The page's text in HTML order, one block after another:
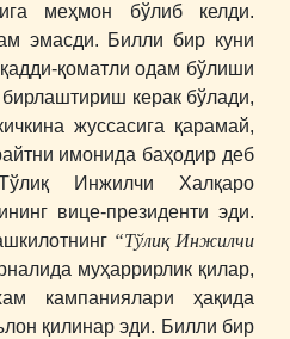
меҳмон бўлиб келди.
эмасди. Билли бир куни
қоматли одам бўлиши
керак бўлади,
жуссасига қарамай,
имонида баҳодир деб
Инжилчи Халқаро
вице-президенти эди.
“Тўлиқ Инжилчи
муҳаррирлик қилар,
кампаниялари ҳақида
қилинар эди. Билли бир